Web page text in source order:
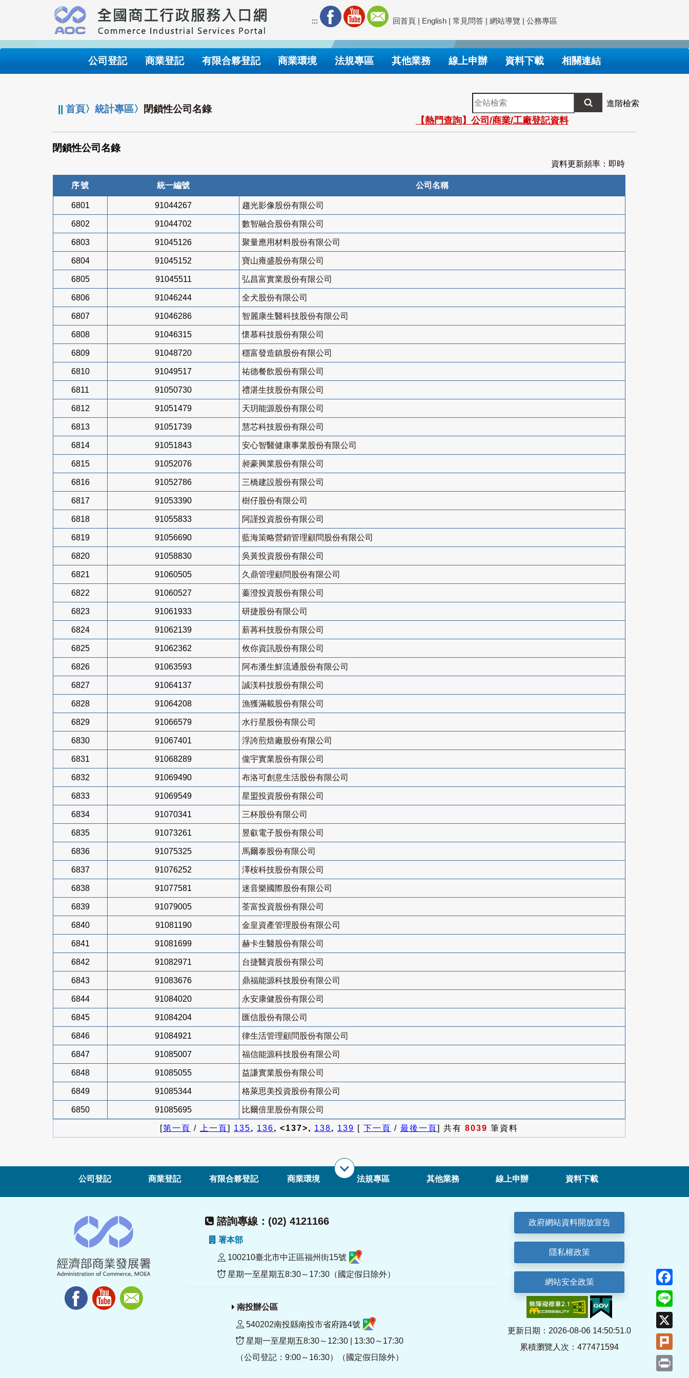
要
內
::: 回首頁 | English | 常見問答 | 網站導覽 | 公務專區
公司登記 商業登記 有限合夥登記 商業環境 法規專區 其他業務 線上申辦 資料下載 相關連結
||首頁〉統計專區〉 閉鎖性公司名錄
全
站
檢
索
進階檢索
【熱門查詢】公司/商業/工廠登記資料
閉鎖性公司名錄
資料更新頻率：即時
序號 統一編號 公司名稱
6801 91044267 趨光影像股份有限公司
6802 91044702 數智融合股份有限公司
6803 91045126 聚量應用材料股份有限公司
6804 91045152 寶山雍盛股份有限公司
6805 91045511 弘昌富實業股份有限公司
6806 91046244 全犬股份有限公司
6807 91046286 智麗康生醫科技股份有限公司
6808 91046315 懷慕科技股份有限公司
6809 91048720 穩富發造鎮股份有限公司
6810 91049517 祐德餐飲股份有限公司
6811 91050730 禮湛生技股份有限公司
6812 91051479 天玥能源股份有限公司
6813 91051739 慧芯科技股份有限公司
6814 91051843 安心智醫健康事業股份有限公司
6815 91052076 昶豪興業股份有限公司
6816 91052786 三橋建設股份有限公司
6817 91053390 樹仔股份有限公司
6818 91055833 阿謹投資股份有限公司
6819 91056690 藍海策略營銷管理顧問股份有限公司
6820 91058830 吳黃投資股份有限公司
6821 91060505 久鼎管理顧問股份有限公司
6822 91060527 蓁澄投資股份有限公司
6823 91061933 研捷股份有限公司
6824 91062139 薪苒科技股份有限公司
6825 91062362 攸你資訊股份有限公司
6826 91063593 阿布潘生鮮流通股份有限公司
6827 91064137 誠渼科技股份有限公司
6828 91064208 漁獲滿載股份有限公司
6829 91066579 水行星股份有限公司
6830 91067401 浮誇煎焙廠股份有限公司
6831 91068289 儱宇實業股份有限公司
6832 91069490 布洛可創意生活股份有限公司
6833 91069549 星盟投資股份有限公司
6834 91070341 三杯股份有限公司
6835 91073261 昱叡電子股份有限公司
6836 91075325 馬爾泰股份有限公司
6837 91076252 澤桉科技股份有限公司
6838 91077581 迷音樂國際股份有限公司
6839 91079005 荃富投資股份有限公司
6840 91081190 金皇資產管理股份有限公司
6841 91081699 赫卡生醫股份有限公司
6842 91082971 台捷醫資股份有限公司
6843 91083676 鼎福能源科技股份有限公司
6844 91084020 永安康健股份有限公司
6845 91084204 匯信股份有限公司
6846 91084921 律生活管理顧問股份有限公司
6847 91085007 福信能源科技股份有限公司
6848 91085055 益謙實業股份有限公司
6849 91085344 格萊思美投資股份有限公司
6850 91085695 比爾倍里股份有限公司
[第一頁 / 上一頁] 135, 136, <137>, 138, 139 [ 下一頁 / 最後一頁] 共有 8039 筆資料
公司登記 商業登記 有限合夥登記 商業環境 法規專區 其他業務 線上申辦 資料下載
諮詢專線：(02) 4121166
署本部
100210臺北市中正區福州街15號
星期一至星期五8:30～17:30（國定假日除外）
南投辦公區
540202南投縣南投市省府路4號
星期一至星期五8:30～12:30 | 13:30～17:30
（公司登記：9:00～16:30）（國定假日除外）
政府網站資料開放宣告
隱私權政策
網站安全政策
更新日期：2026-08-06 14:50:51.0
累積瀏覽人次：477471594